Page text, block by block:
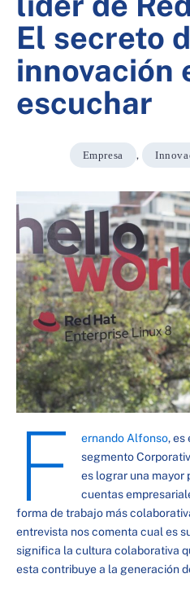
El secreto
innovación
escuchar
Empresa ,
F ernando Alfonso, es
segmento
es lograr una mayor
cuentas
forma de trabajo más
entrevista nos comenta cual es
significa la cultura colaborativa
esta contribuye a la generación